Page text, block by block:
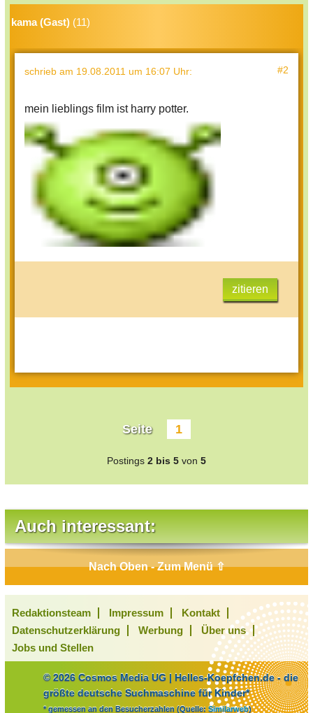
kama (Gast) (11)
schrieb am 19.08.2011 um 16:07 Uhr: #2
mein lieblings film ist harry potter.
zitieren
Seite 1
Postings 2 bis 5 von 5
Auch interessant:
Nach Oben - Zum Menü ⇧
Redaktionsteam Impressum
Kontakt
Datenschutzerklärung
Werbung
Über uns
Jobs und Stellen
© 2026 Cosmos Media UG | Helles-Koepfchen.de - die
größte deutsche Suchmaschine für Kinder*
* gemessen an den Besucherzahlen (Quelle: Similarweb)